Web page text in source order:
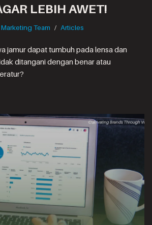
LEBIH AWET!
Marketing Team Articles
jamur dapat tumbuh pada lensa dan
ditangani dengan benar atau